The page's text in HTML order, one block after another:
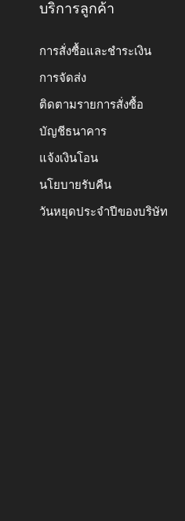
บริการลูกค้า
การสั่งซื้อและชำระเงิน
การจัดส่ง
ติดตามรายการสั่งซื้อ
บัญชีธนาคาร
แจ้งเงินโอน
นโยบายรับคืน
วันหยุดประจำปีของบริษัท